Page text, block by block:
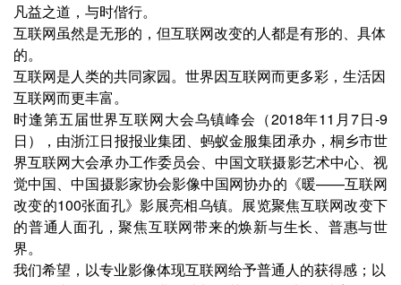
凡益之道，与时偕行。
互联网虽然是无形的，但互联网改变的人都是有形的、具体
的。
互联网是人类的共同家园。世界因互联网而更多彩，生活因
互联网而更丰富。
时逢第五届世界互联网大会乌镇峰会（2018年11月7日-9
日），由浙江日报报业集团、蚂蚁金服集团承办，桐乡市世
界互联网大会承办工作委员会、中国文联摄影艺术中心、视
觉中国、中国摄影家协会影像中国网协办的《暖——互联网
改变的100张面孔》影展亮相乌镇。展览聚焦互联网改变下
的普通人面孔，聚焦互联网带来的焕新与生长、普惠与世
界。
我们希望，以专业影像体现互联网给予普通人的获得感；以